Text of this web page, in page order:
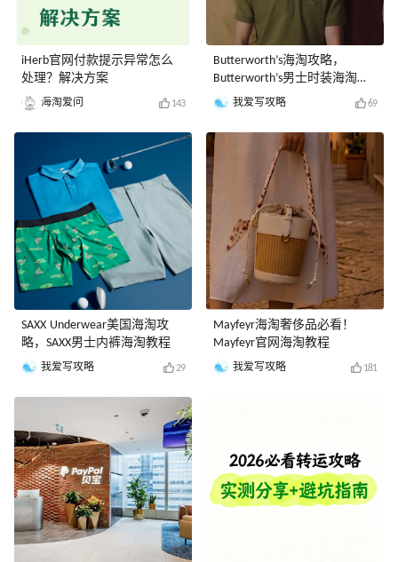
iHerb官网付款提示异常怎么
处理？解决方案
海淘爱问 143
SAXX Underwear美国海淘攻
略，SAXX男士内裤海淘教程
我爱写攻略 29
Butterworth’s海淘攻略，
Butterworth’s男士时装海淘教
程
我爱写攻略 69
Mayfeyr海淘奢侈品必看！
Mayfeyr官网海淘教程
我爱写攻略 181